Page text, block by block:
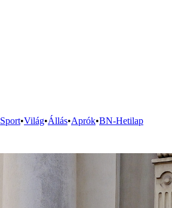
Sport•Világ•Állás•Aprók•BN-Hetilap